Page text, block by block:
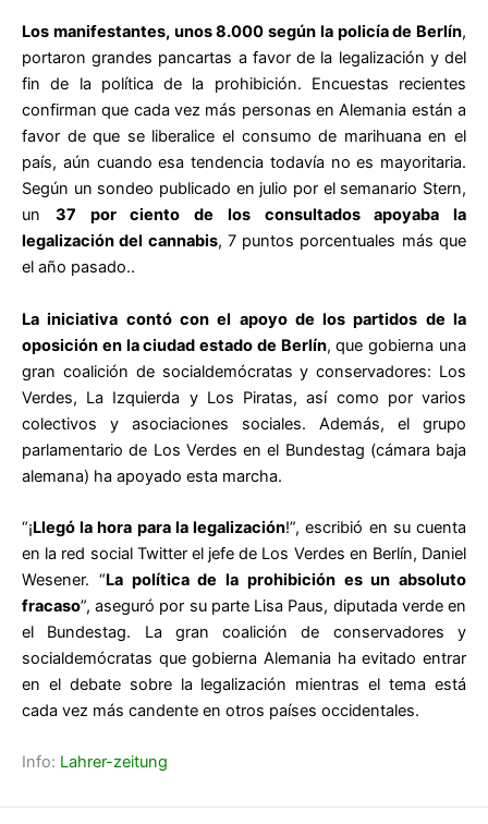
Los manifestantes, unos 8.000 según la policía de Berlín,
portaron grandes pancartas a favor de la legalización y del
fin de la política de la prohibición. Encuestas recientes
confirman que cada vez más personas en Alemania están a
favor de que se liberalice el consumo de marihuana en el
país, aún cuando esa tendencia todavía no es mayoritaria.
Según un sondeo publicado en julio por el semanario Stern,
un 37 por ciento de los consultados apoyaba la
legalización del cannabis, 7 puntos porcentuales más que
el año pasado..
La iniciativa contó con el apoyo de los partidos de la
oposición en la ciudad estado de Berlín, que gobierna una
gran coalición de socialdemócratas y conservadores: Los
Verdes, La Izquierda y Los Piratas, así como por varios
colectivos y asociaciones sociales. Además, el grupo
parlamentario de Los Verdes en el Bundestag (cámara baja
alemana) ha apoyado esta marcha.
“¡Llegó la hora para la legalización!”, escribió en su cuenta
en la red social Twitter el jefe de Los Verdes en Berlín, Daniel
Wesener. “La política de la prohibición es un absoluto
fracaso”, aseguró por su parte Lisa Paus, diputada verde en
el Bundestag. La gran coalición de conservadores y
socialdemócratas que gobierna Alemania ha evitado entrar
en el debate sobre la legalización mientras el tema está
cada vez más candente en otros países occidentales.
Info: Lahrer-zeitung